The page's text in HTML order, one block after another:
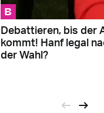
B
Debattieren, bis der
kommt! Hanf legal
der Wahl?